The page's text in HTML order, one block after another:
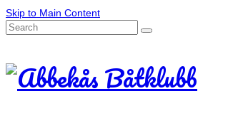
Skip to Main Content
Search